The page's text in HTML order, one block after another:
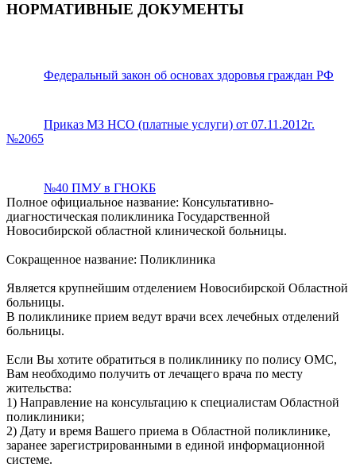
НОРМАТИВНЫЕ ДОКУМЕНТЫ
Федеральный закон об основах здоровья граждан РФ
Приказ МЗ НСО (платные услуги) от 07.11.2012г.
№2065
№40 ПМУ в ГНОКБ
Полное официальное название: Консультативно-
диагностическая поликлиника Государственной
Новосибирской областной клинической больницы.
Сокращенное название: Поликлиника
Является крупнейшим отделением Новосибирской Областной
больницы.
В поликлинике прием ведут врачи всех лечебных отделений
больницы.
Если Вы хотите обратиться в поликлинику по полису ОМС,
Вам необходимо получить от лечащего врача по месту
жительства:
1) Направление на консультацию к специалистам Областной
поликлиники;
2) Дату и время Вашего приема в Областной поликлинике,
заранее зарегистрированными в единой информационной
системе.